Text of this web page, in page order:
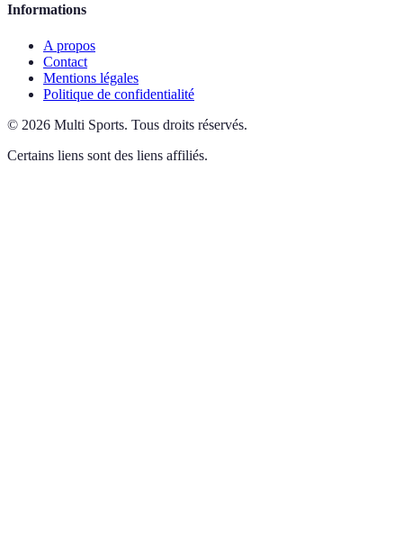
Informations
A propos
Contact
Mentions légales
Politique de confidentialité
© 2026 Multi Sports. Tous droits réservés.
Certains liens sont des liens affiliés.